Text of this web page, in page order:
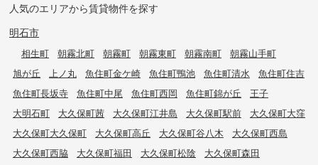
人気のエリアから賃貸物件を探す
明石市
相生町 朝霧北町 朝霧町 朝霧東町 朝霧南町
朝霧山手町
旭が丘
上ノ丸 魚住町金ケ崎 魚住町鴨池 魚住町清水
魚住町住吉
魚住町長坂寺
魚住町中尾 魚住町西岡 魚住町錦が丘
王子
大明石町
大久保町茜 大久保町江井島 大久保町駅前
大久保町大窪
大久保町大久保町
大久保町高丘 大久保町谷八木
大久保町西島
大久保町西脇
大久保町福田 大久保町松陰
大久保町森田